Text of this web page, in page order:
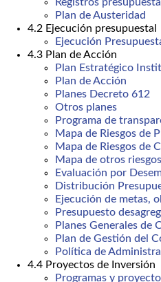
Plan de Austeridad
4.2 Ejecución presupuestal
Ejecución
4.3 Plan de Acción
Plan Estratégico
Plan de Acción
Planes Decreto 612
Otros planes
Programa de
Mapa de Riesgos de
Mapa de Riesgos de
Mapa de otros riesgos
Evaluación por
Distribución
Ejecución de metas,
Presupuesto
Planes Generales de
Plan de Gestión del
Política de
4.4 Proyectos de Inversión
Programas y